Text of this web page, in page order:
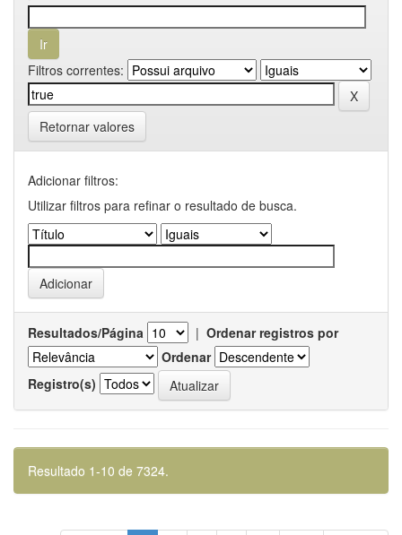
Filtros correntes:
Retornar valores
Adicionar filtros:
Utilizar filtros para refinar o resultado de busca.
Resultados/Página | Ordenar registros por
Ordenar
Registro(s)
Resultado 1-10 de 7324.